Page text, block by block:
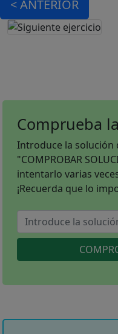
<ANTERIOR
Comprueba
Introduce la solución
"COMPROBAR
intentarlo varias
¡Recuerda que lo